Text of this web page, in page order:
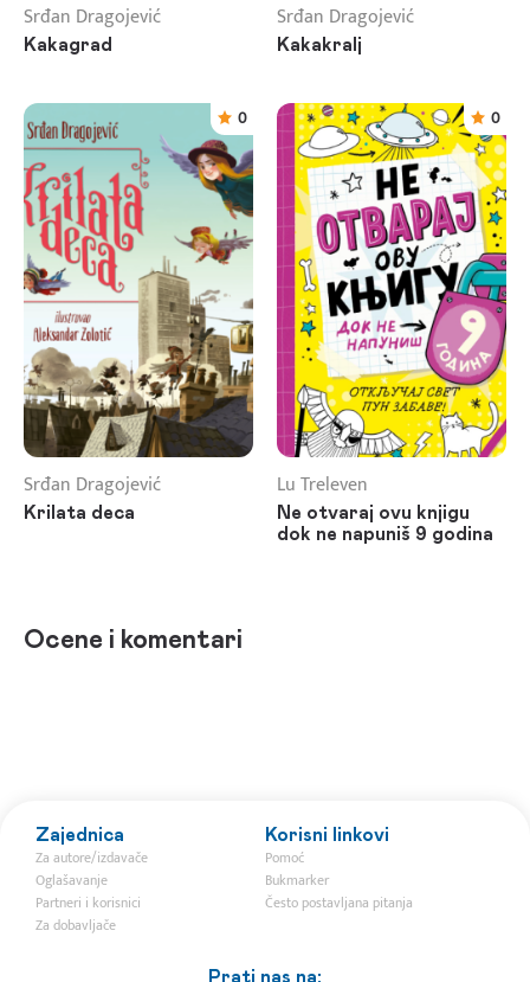
Srđan Dragojević
Kakagrad
Srđan Dragojević
Kakakralj
0
Srđan Dragojević
Krilata deca
0
Lu Treleven
Ne otvaraj ovu knjigu
dok ne napuniš 9 godina
Ocene i komentari
Zajednica
Za autore/izdavače
Oglašavanje
Partneri i korisnici
Za dobavljače
Korisni linkovi
Pomoć
Bukmarker
Često postavljana pitanja
Prati nas na: